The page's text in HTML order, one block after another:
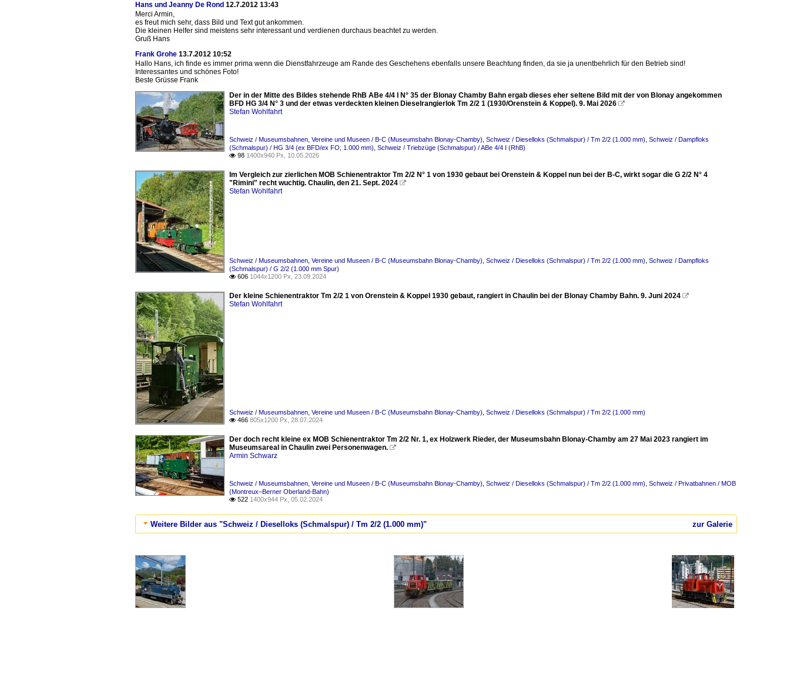
Hans und Jeanny De Rond 12.7.2012 13:43
Merci Armin,
es freut mich sehr, dass Bild und Text gut ankommen.
Die kleinen Helfer sind meistens sehr interessant und verdienen durchaus beachtet zu werden.
Gruß Hans
Frank Grohe 13.7.2012 10:52
Hallo Hans, ich finde es immer prima wenn die Dienstfahrzeuge am Rande des Geschehens ebenfalls unsere Beachtung finden, da sie ja unentbehrlich für den Betrieb sind!
Interessantes und schönes Foto!
Beste Grüsse Frank
Der in der Mitte des Bildes stehende RhB ABe 4/4 I N° 35 der Blonay Chamby Bahn ergab dieses eher seltene Bild mit der von Blonay angekommen
BFD HG 3/4 N° 3 und der etwas verdeckten kleinen Dieselrangierlok Tm 2/2 1 (1930/Orenstein & Koppel). 9. Mai 2026 
Stefan Wohlfahrt
Schweiz / Museumsbahnen, Vereine und Museen / B-C (Museumsbahn Blonay-Chamby) Schweiz / Dieselloks (Schmalspur) / Tm 2/2 (1.000 mm) Schweiz / Dampfloks
(Schmalspur) / HG 3/4 (ex BFD/ex FO; 1.000 mm) Schweiz / Triebzüge (Schmalspur) / ABe 4/4 I (RhB)
 98 1400x940 Px, 10.05.2026
Im Vergleich zur zierlichen MOB Schienentraktor Tm 2/2 N° 1 von 1930 gebaut bei Orenstein & Koppel nun bei der B-C, wirkt sogar die G 2/2 N° 4
"Rimini" recht wuchtig. Chaulin, den 21. Sept. 2024 
Stefan Wohlfahrt
Schweiz / Museumsbahnen, Vereine und Museen / B-C (Museumsbahn Blonay-Chamby) Schweiz / Dieselloks (Schmalspur) / Tm 2/2 (1.000 mm) Schweiz / Dampfloks
(Schmalspur) / G 2/2 (1.000 mm Spur)
 606 1044x1200 Px, 23.09.2024
Der kleine Schienentraktor Tm 2/2 1 von Orenstein & Koppel 1930 gebaut, rangiert in Chaulin bei der Blonay Chamby Bahn. 9. Juni 2024 
Stefan Wohlfahrt
Schweiz / Museumsbahnen, Vereine und Museen / B-C (Museumsbahn Blonay-Chamby) Schweiz / Dieselloks (Schmalspur) / Tm 2/2 (1.000 mm)
 466 805x1200 Px, 28.07.2024
Der doch recht kleine ex MOB Schienentraktor Tm 2/2 Nr. 1, ex Holzwerk Rieder, der Museumsbahn Blonay-Chamby am 27 Mai 2023 rangiert im
Museumsareal in Chaulin zwei Personenwagen. 
Armin Schwarz
Schweiz / Museumsbahnen, Vereine und Museen / B-C (Museumsbahn Blonay-Chamby) Schweiz / Dieselloks (Schmalspur) / Tm 2/2 (1.000 mm) Schweiz / Privatbahnen / MOB
(Montreux–Berner Oberland-Bahn)
 522 1400x944 Px, 05.02.2024
zur Galerie
Weitere Bilder aus "Schweiz / Dieselloks (Schmalspur) / Tm 2/2 (1.000 mm)"